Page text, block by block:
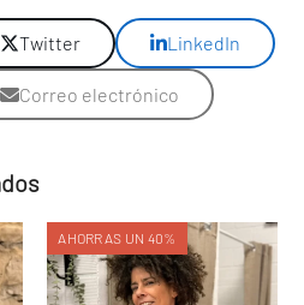
Twitter LinkedIn
Correo electrónico
AHORRAS UN 40%